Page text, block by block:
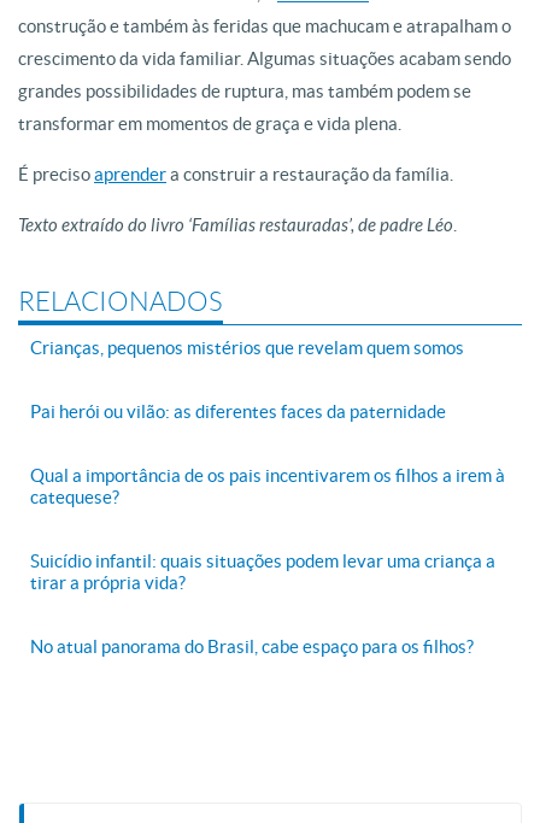
construção e também às feridas que machucam e atrapalham o
crescimento da vida familiar. Algumas situações acabam sendo
grandes possibilidades de ruptura, mas também podem se
transformar em momentos de graça e vida plena.
É precisoaprendera construir a restauração da família.
Texto extraído do livro ‘Famílias restauradas’, de padre Léo
RELACIONADOS
Crianças, pequenos mistérios que revelam quem somos
Pai herói ou vilão: as diferentes faces da paternidade
Qual a importância de os pais incentivarem os filhos a irem à
catequese?
Suicídio infantil: quais situações podem levar uma criança a
tirar a própria vida?
No atual panorama do Brasil, cabe espaço para os filhos?